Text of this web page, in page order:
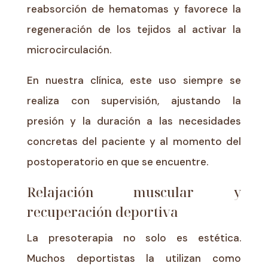
reabsorción de hematomas y favorece la
regeneración de los tejidos al activar la
microcirculación.
En nuestra clínica, este uso siempre se
realiza con supervisión, ajustando la
presión y la duración a las necesidades
concretas del paciente y al momento del
postoperatorio en que se encuentre.
Relajación muscular y
recuperación deportiva
La presoterapia no solo es estética.
Muchos deportistas la utilizan como